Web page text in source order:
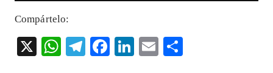
Compártelo:
X
W T
F
Li E